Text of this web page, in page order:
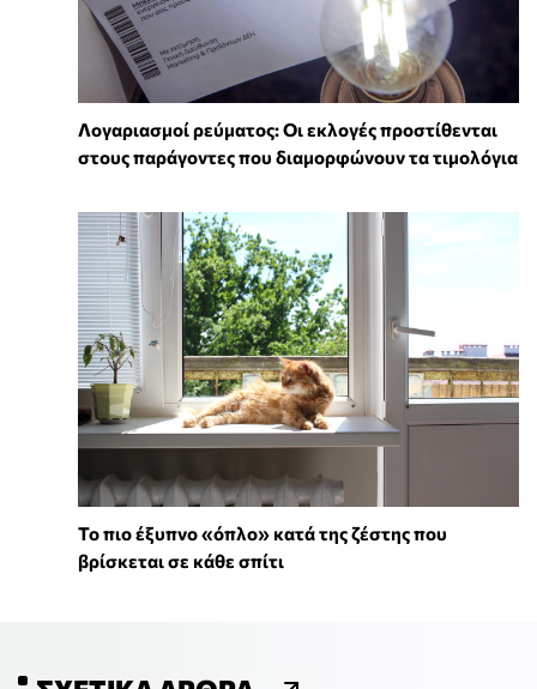
Λογαριασμοί ρεύματος: Οι εκλογές προστίθενται
στους παράγοντες που διαμορφώνουν τα τιμολόγια
To πιο έξυπνο «όπλο» κατά της ζέστης που
βρίσκεται σε κάθε σπίτι